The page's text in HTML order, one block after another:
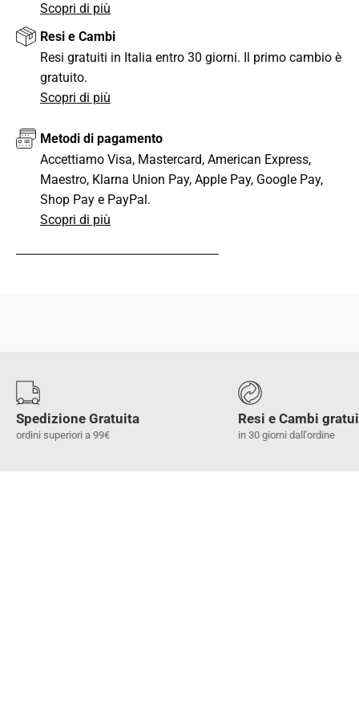
Scopri di più
Resi e Cambi
Resi gratuiti in Italia entro 30 giorni. Il primo cambio è
gratuito.
Scopri di più
Metodi di pagamento
Accettiamo Visa, Mastercard, American Express,
Maestro, Klarna Union Pay, Apple Pay, Google Pay,
Shop Pay e PayPal.
Scopri di più
Spedizione Gratuita
ordini superiori a 99€
Resi e Cambi
in 30 giorni dall'ordine